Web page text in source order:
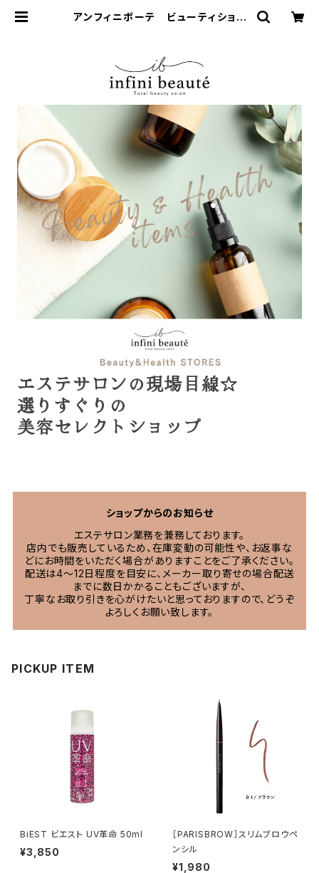
アンフィニボーテ ビューティショッ
エステサロンの現場目線☆
選りすぐりの
美容セレクトショップ
ショップからのお知らせ
エステサロン業務を兼務しております。
店内でも販売しているため、在庫変動の可能性や、お返事な
どにお時間をいただく場合がありますことをご了承ください。
配送は4〜12日程度を目安に、メーカー取り寄せの場合配送
までに数日かかることもございますが、
丁寧なお取り引きを心がけたいと思っておりますので、どうぞ
よろしくお願い致します。
PICKUP ITEM
BiEST ビエスト UV革命 50ml
¥3,850
［PARISBROW］スリムブロウペ
ンシル
¥1,980